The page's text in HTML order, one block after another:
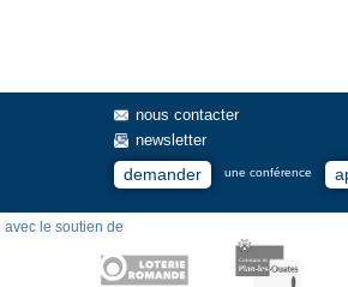
nous contacter
newsletter
demander une conférence
avec le soutien de